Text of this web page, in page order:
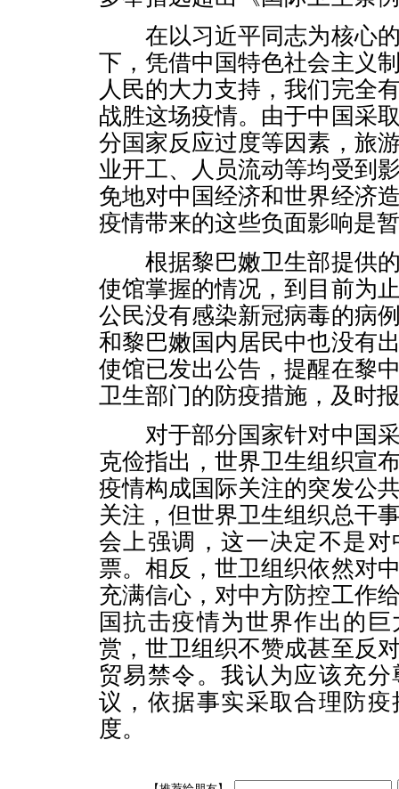
在以习近平同志为核心的
下，凭借中国特色社会主义
人民的大力支持，我们完全
战胜这场疫情。由于中国采
分国家反应过度等因素，旅
业开工、人员流动等均受到
免地对中国经济和世界经济
疫情带来的这些负面影响是
根据黎巴嫩卫生部提供的
使馆掌握的情况，到目前为
公民没有感染新冠病毒的病
和黎巴嫩国内居民中也没有
使馆已发出公告，提醒在黎
卫生部门的防疫措施，及时
对于部分国家针对中国采
克俭指出，世界卫生组织宣
疫情构成国际关注的突发公
关注，但世界卫生组织总干
会上强调，这一决定不是
票。相反，世卫组织依然对
充满信心，对中方防控工作
国抗击疫情为世界作出的
赏，世卫组织不赞成甚至反
贸易禁令。我认为应该充
议，依据事实采取合理防
度。